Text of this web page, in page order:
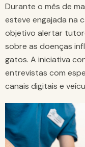
Durante o mês de
esteve engajada na
objetivo alertar
sobre as doenças
gatos. A iniciativa
entrevistas com
canais digitais e